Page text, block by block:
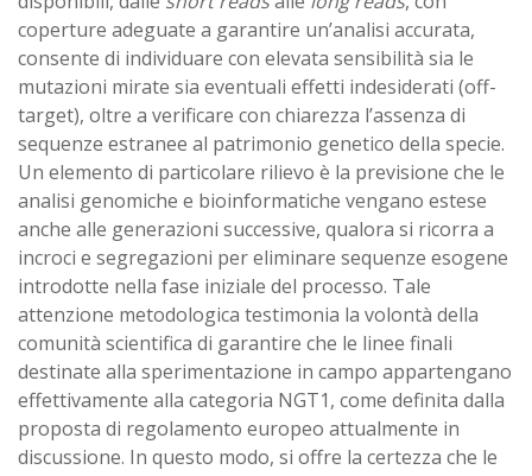
coperture adeguate a garantire un’analisi accurata,
consente di individuare con elevata sensibilità sia le
mutazioni mirate sia eventuali effetti indesiderati (off-
target), oltre a verificare con chiarezza l’assenza di
sequenze estranee al patrimonio genetico della specie.
Un elemento di particolare rilievo è la previsione che le
analisi genomiche e bioinformatiche vengano estese
anche alle generazioni successive, qualora si ricorra a
incroci e segregazioni per eliminare sequenze esogene
introdotte nella fase iniziale del processo. Tale
attenzione metodologica testimonia la volontà della
comunità scientifica di garantire che le linee finali
destinate alla sperimentazione in campo appartengano
effettivamente alla categoria NGT1, come definita dalla
proposta di regolamento europeo attualmente in
discussione. In questo modo, si offre la certezza che le